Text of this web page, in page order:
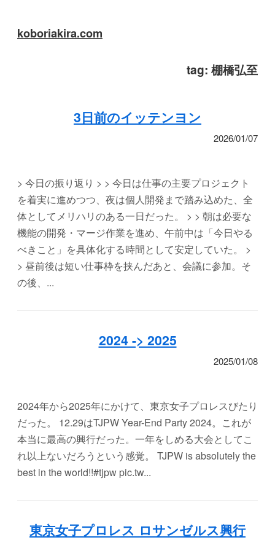
koboriakira.com
tag: 棚橋弘至
3日前のイッテンヨン
2026/01/07
> 今日の振り返り > > 今日は仕事の主要プロジェクト
を着実に進めつつ、夜は個人開発まで踏み込めた、全
体としてメリハリのある一日だった。 > > 朝は必要な
機能の開発・マージ作業を進め、午前中は「今日やる
べきこと」を具体化する時間として安定していた。 >
> 昼前後は短い仕事枠を挟んだあと、会議に参加。そ
の後、...
2024 -> 2025
2025/01/08
2024年から2025年にかけて、東京女子プロレスびたり
だった。 12.29はTJPW Year-End Party 2024。これが
本当に最高の興行だった。一年をしめる大会としてこ
れ以上ないだろうという感覚。 TJPW is absolutely the
best in the world!!#tjpw pic.tw...
東京女子プロレス ロサンゼルス興行